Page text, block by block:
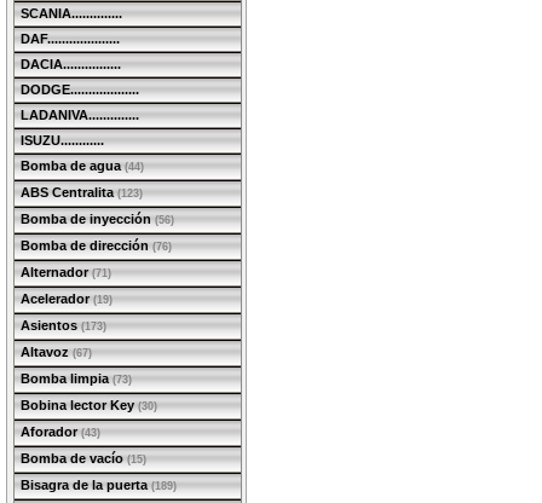
SCANIA..............
DAF....................
DACIA................
DODGE...................
LADANIVA..............
ISUZU............
Bomba de agua (44)
ABS Centralita (123)
Bomba de inyección (56)
Bomba de dirección (76)
Alternador (71)
Acelerador (19)
Asientos (173)
Altavoz (67)
Bomba limpia (73)
Bobina lector Key (30)
Aforador (43)
Bomba de vacío (15)
Bisagra de la puerta (189)